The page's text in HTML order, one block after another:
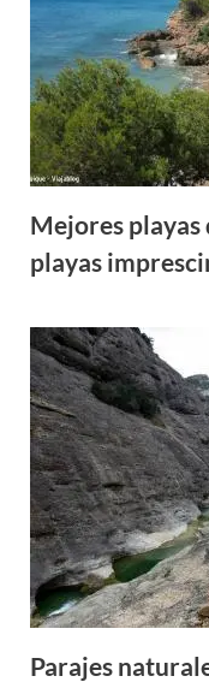
Mejores playas
playas
Parajes